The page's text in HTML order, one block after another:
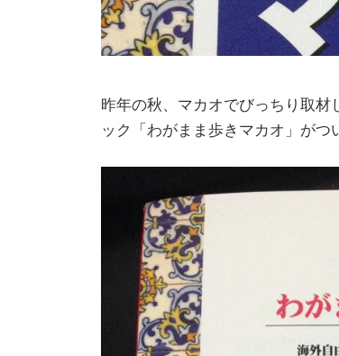
昨年の秋、マカオでびっちり取
ック「わがまま歩きマカオ」が